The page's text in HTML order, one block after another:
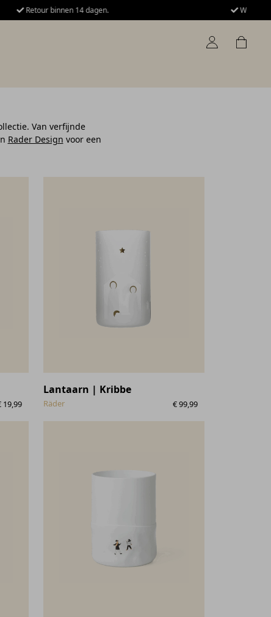
Wij verzenden naar Nederland, België en Duitsland
Van verfijnde
Rader Design voor een
19,99
Lantaarn | Kribbe
Räder €99,99